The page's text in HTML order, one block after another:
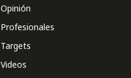
Opinión
Profesionales
Targets
Videos